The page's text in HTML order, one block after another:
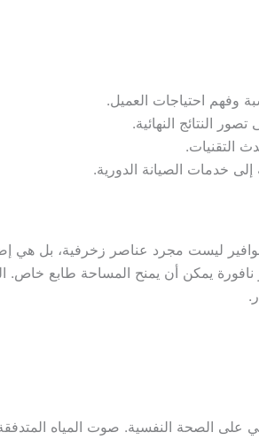
وفهم احتياجات العميل.
النتائج النهائية.
التقنيات.
خدمات الصيانة الدورية.
ليست مجرد عناصر زخرفية، بل هي
يمكن أن يمنح المساحة طابع خاص.
على الصحة النفسية. صوت المياه